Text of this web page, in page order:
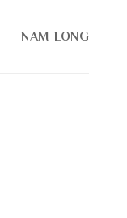
NAM LONG